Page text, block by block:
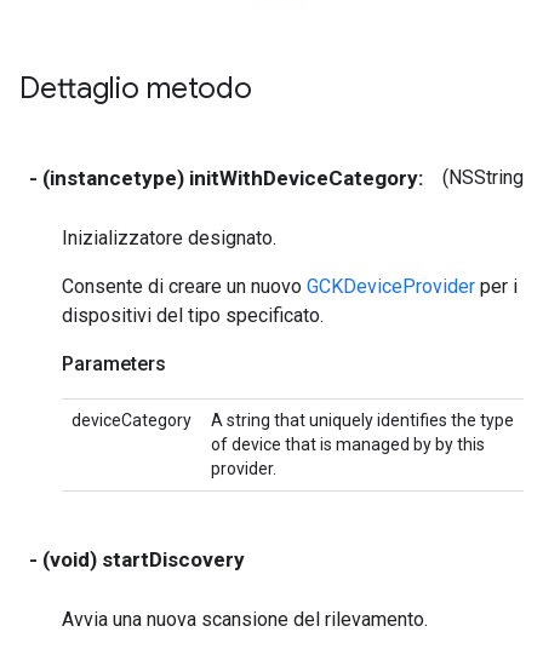
Dettaglio metodo
- (instancetype) initWithDeviceCategory: (NSString
Inizializzatore designato.
Consente di creare un nuovo GCKDeviceProvider per i
dispositivi del tipo specificato.
Parameters
deviceCategory
A string that uniquely identifies the type
of device that is managed by by this
provider.
- (void) startDiscovery
Avvia una nuova scansione del rilevamento.